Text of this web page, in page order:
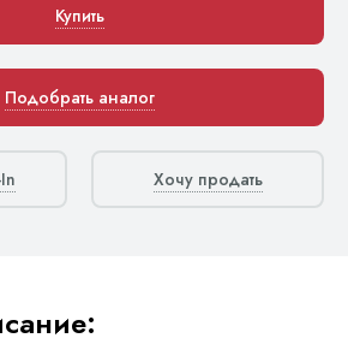
Купить
Подобрать аналог
Хочу продать